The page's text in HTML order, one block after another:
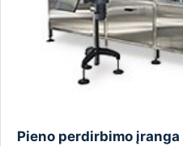
Pieno perdirbimo įranga